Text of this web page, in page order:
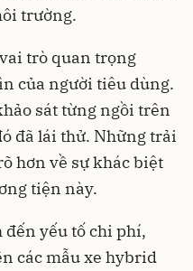
trường.
trò quan trọng
của người tiêu dùng.
sát từng ngồi trên
đã lái thử. Những trải
hơn về sự khác biệt
tiện này.
yếu tố chi phí,
các mẫu xe hybrid